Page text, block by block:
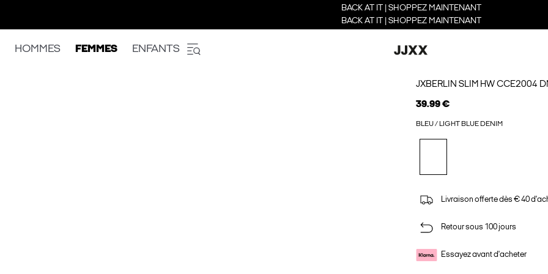
BACK AT IT | SHOPPEZ MAINTENANT
BACK AT IT | SHOPPEZ MAINTENANT
HOMMES FEMMES ENFANTS
JXBERLIN SLIM HW CCE2004
39.99 €
BLEU / LIGHT BLUE DENIM
Livraison offerte dès € 40
Retour sous 100 jours
Essayez avant d'acheter